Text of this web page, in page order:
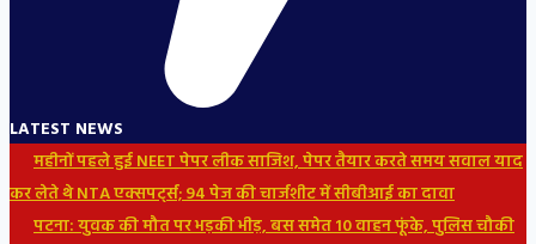
LATEST NEWS
महीनों पहले हुई NEET पेपर लीक साजिश, पेपर तैयार करते समय सवाल याद
कर लेते थे NTA एक्सपर्ट्स; 94 पेज की चार्जशीट में सीबीआई का दावा
पटना: युवक की मौत पर भड़की भीड़, बस समेत 10 वाहन फूंके, पुलिस चौकी